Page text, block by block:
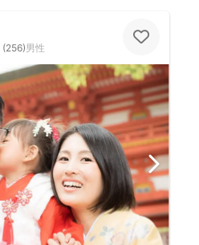
(256)男性